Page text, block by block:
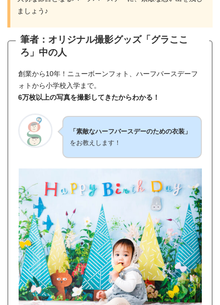
ましょう♪
筆者：オリジナル撮影グッズ「グラここ
ろ」中の人
創業から10年！ニューボーンフォト、ハーフバースデーフ
ォトから小学校入学まで。
6万枚以上の写真を撮影してきたからわかる！
「素敵なハーフバースデーのための衣装」
をお教えします！